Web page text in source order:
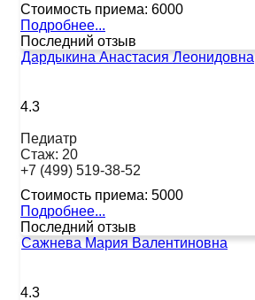
Стоимость приема: 6000
Подробнее...
Последний отзыв
Дардыкина Анастасия Леонидовна
4.3
Педиатр
Стаж: 20
+7 (499) 519-38-52
Стоимость приема: 5000
Подробнее...
Последний отзыв
Сажнева Мария Валентиновна
4.3